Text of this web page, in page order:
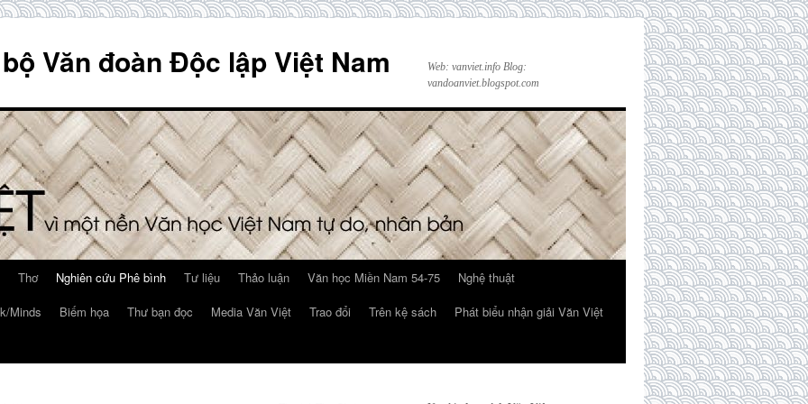
Văn đoàn Độc lập Việt Nam
Web: vanviet.info Blog:
vandoanviet.blogspot.com
Thơ Nghiên cứu Phê bình Tư liệu Thảo luận Văn học Miền Nam 54-75
Nghệ thuật
Minds Biếm họa Thư bạn đọc Media Văn Việt Trao đổi Trên kệ sách
Phát biểu nhận giải Văn Việt